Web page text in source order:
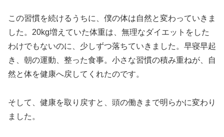
この習慣を続けるうちに、僕の体は自然と変わっていきま
した。20kg増えていた体重は、無理なダイエットをした
わけでもないのに、少しずつ落ちていきました。早寝早起
き、朝の運動、整った食事。小さな習慣の積み重ねが、自
然と体を健康へ戻してくれたのです。
そして、健康を取り戻すと、頭の働きまで明らかに変わり
ました。